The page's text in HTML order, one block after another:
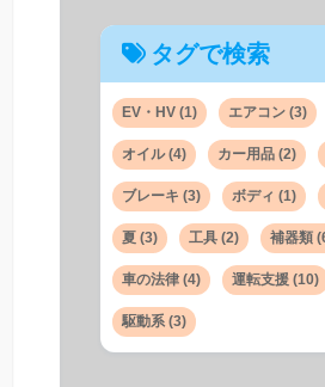
タグで検索
EV・HV (1) エアコン (3)
オイル(4) カー用品 (2)
ブレーキ (3) ボディ (1)
夏 (3) 工具 (2) 補器類
車の法律 (4) 運転支援 (10)
駆動系 (3)